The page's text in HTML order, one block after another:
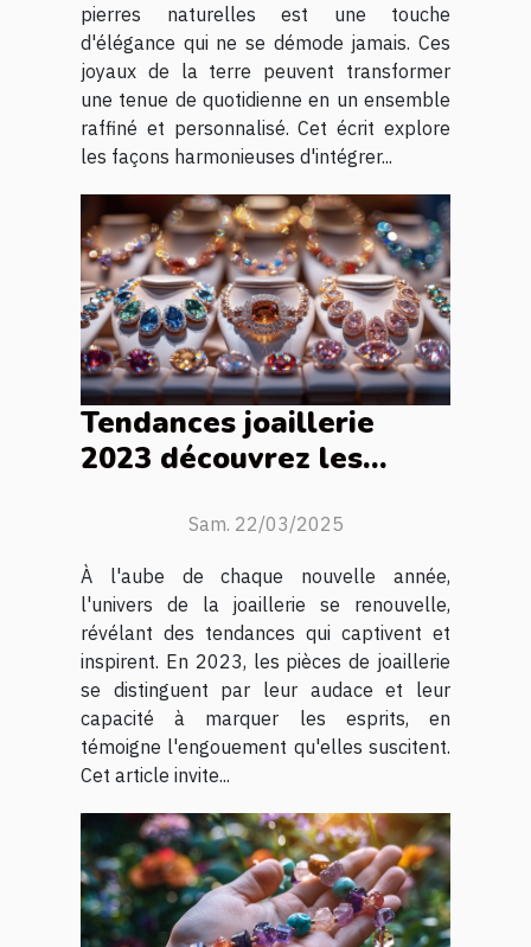
pierres naturelles est une touche
d'élégance qui ne se démode jamais. Ces
joyaux de la terre peuvent transformer
une tenue de quotidienne en un ensemble
raffiné et personnalisé. Cet écrit explore
les façons harmonieuses d'intégrer...
Tendances joaillerie
2023 découvrez les
de la saisonSam. 22/03/2025
À l'aube de chaque nouvelle année,
l'univers de la joaillerie se renouvelle,
révélant des tendances qui captivent et
inspirent. En 2023, les pièces de joaillerie
se distinguent par leur audace et leur
capacité à marquer les esprits, en
témoigne l'engouement qu'elles suscitent.
Cet article invite...